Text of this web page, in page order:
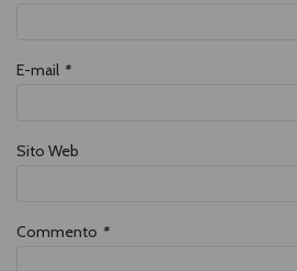
E-mail *
Sito Web
Commento *